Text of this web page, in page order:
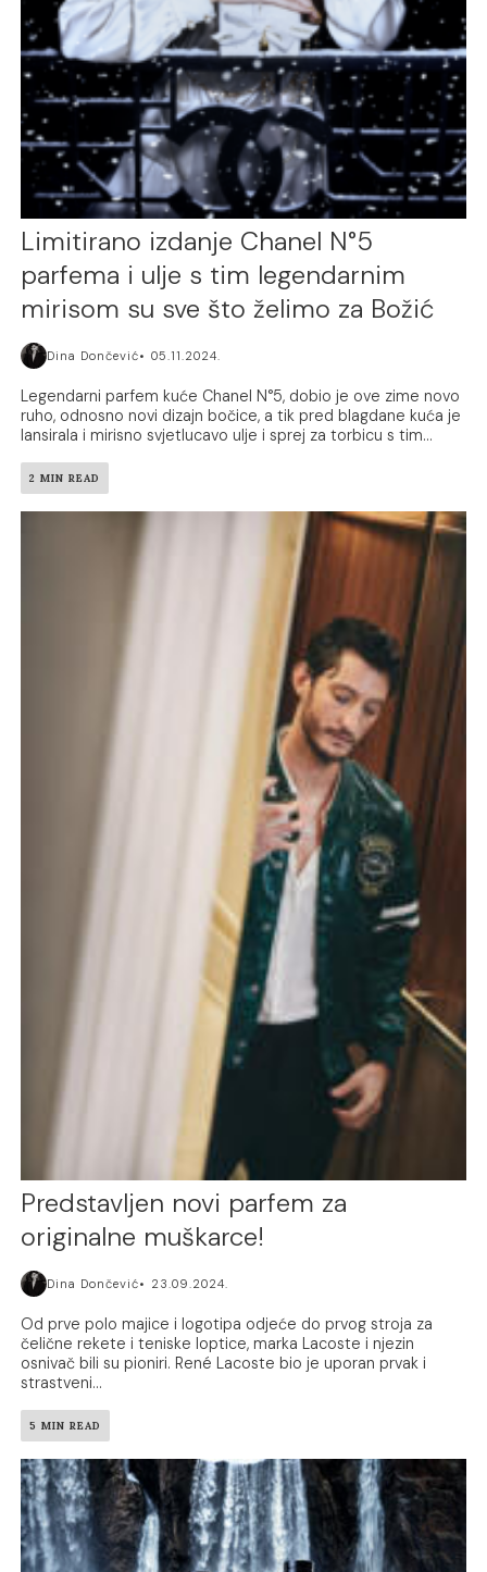
Limitirano izdanje Chanel N°5
parfema i ulje s tim legendarnim
mirisom su sve što želimo za Božić
Dina Dončević 05.11.2024.
Legendarni parfem kuće Chanel N°5, dobio je ove zime novo
ruho, odnosno novi dizajn bočice, a tik pred blagdane kuća je
lansirala i mirisno svjetlucavo ulje i sprej za torbicu s tim...
2 MIN READ
Predstavljen novi parfem za
originalne muškarce!
Dina Dončević 23.09.2024.
Od prve polo majice i logotipa odjeće do prvog stroja za
čelične rekete i teniske loptice, marka Lacoste i njezin
osnivač bili su pioniri. René Lacoste bio je uporan prvak i
strastveni...
5 MIN READ